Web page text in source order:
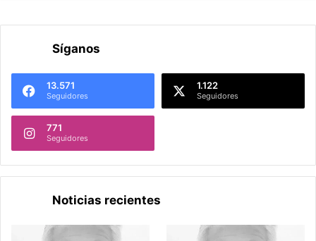
Síganos
13.571
Seguidores
1.122
Seguidores
771
Seguidores
Noticias recientes